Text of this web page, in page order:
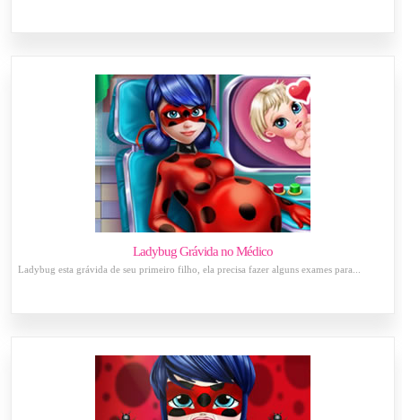
Ladybug Grávida no Médico
Ladybug esta grávida de seu primeiro filho, ela precisa fazer alguns exames para...